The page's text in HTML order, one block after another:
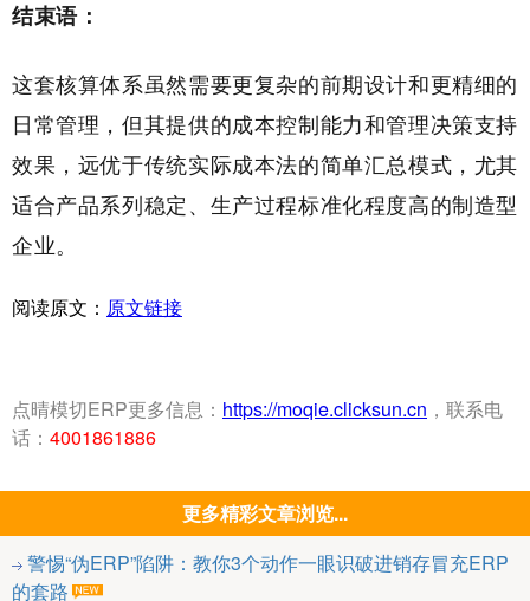
结束语：
这套核算体系虽然需要更复杂的前期设计和更精细的
日常管理，但其提供的成本控制能力和管理决策支持
效果，远优于传统实际成本法的简单汇总模式，尤其
适合产品系列稳定、生产过程标准化程度高的制造型
企业。
阅读原文： 原文链接
点晴模切ERP更多信息： https://moqie.clicksun.cn ，联系电
话： 4001861886
更多精彩文章浏览...
警惕“伪ERP”陷阱：教你3个动作一眼识破进销存冒充ERP
的套路